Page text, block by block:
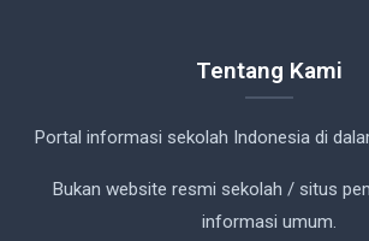
Tentang Kami
Portal informasi sekolah Indonesia di
Bukan website resmi sekolah / situs
informasi umum.